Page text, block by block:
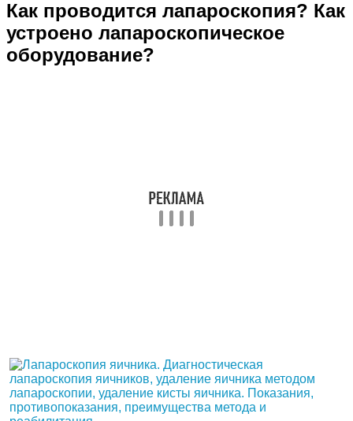
Как проводится лапароскопия? Как
устроено лапароскопическое
оборудование?